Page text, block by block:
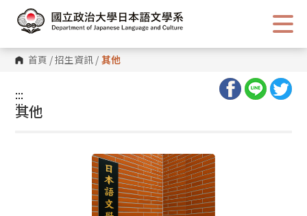
內
容 首頁 /招生資訊 / 其他
:::
:::
其他